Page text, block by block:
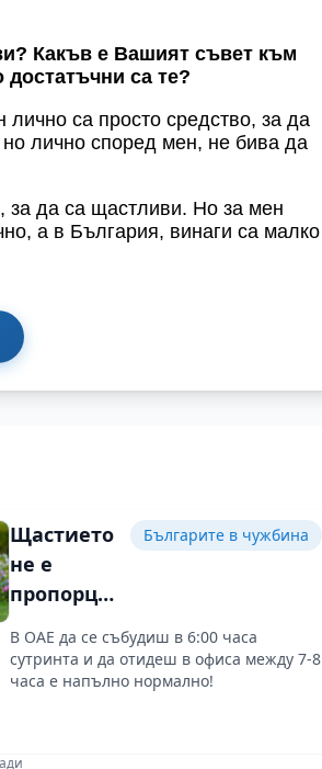
Какъв е Вашият съвет към
достатъчни са те?
са просто средство, за да
лично според мен, не бива да
за да са щастливи. Но за мен
а в България, винаги са малко
Щастието
не е
пропорционално
числото в
банковата
Българите в чужбина
В ОАЕ да се събудиш в 6:00 часа
сутринта и да отидеш в офиса между 7-8
часа е напълно нормално!